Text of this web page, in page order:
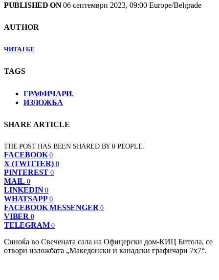
PUBLISHED ON06 септември 2023, 09:00 Europe/Belgrade
AUTHOR
ЧИТАЈ БЕ
TAGS
ГРАФИЧАРИ,
ИЗЛОЖБА
SHARE ARTICLE
THE POST HAS BEEN SHARED BY0 PEOPLE.
FACEBOOK 0
X (TWITTER) 0
PINTEREST 0
MAIL 0
LINKEDIN 0
WHATSAPP 0
FACEBOOK MESSENGER 0
VIBER 0
TELEGRAM 0
Синоќа во Свечената сала на Офицерски дом-КИЦ Битола, се
отвори изложбата „Македонски и канадски графичари 7х7“.